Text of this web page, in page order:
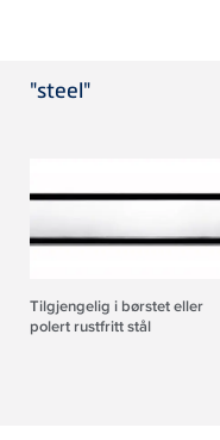
"steel"
Tilgjengelig i børstet eller
polert rustfritt stål